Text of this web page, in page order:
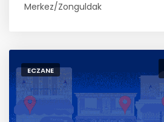
Merkez/Zonguldak
ECZANE